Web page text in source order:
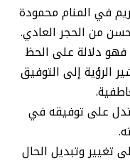
في المنام محمودة
من الحجر العادي.
دلالة على الحظ
الرؤية إلى التوفيق
تدل على توفيقه في
تغيير وتبديل الحال